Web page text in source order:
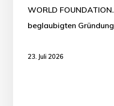
WORLD
beglaubigten
23. Juli 2026